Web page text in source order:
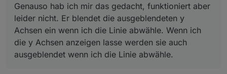
Wenn z.B. alle Datensätze die Achse von
Datensatz[0] verwenden sollen, dann so:
Genauso hab ich mir das gedacht, funktioniert aber
ein wenn ich die Linie abwähle. Wenn ich die y Achsen
anzeigen lasse werden sie auch ausgeblendet wenn
Du hast die Datenpunkte (Objekte) auch
Genauso hab ich mir das gedacht, funktioniert aber
leider nicht. Er blendet die ausgeblendeten y
Achsen ein wenn ich die Linie abwähle. Wenn ich
die y Achsen anzeigen lasse werden sie auch
ausgeblendet wenn ich die Linie abwähle.